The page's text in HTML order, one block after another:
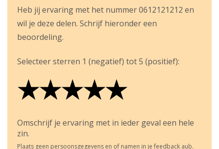
Heb jij ervaring met het nummer 0612121212 en
wil je deze delen. Schrijf hieronder een
beoordeling.
Selecteer sterren 1 (negatief) tot 5 (positief):
★
★★
★★★
★★★★
★★★★★
Omschrijf je ervaring met in ieder geval een hele
zin.
Plaats geen persoonsgegevens en of namen in je feedback aub.